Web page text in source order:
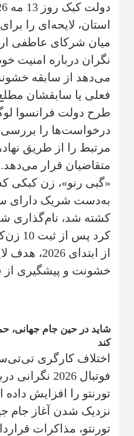
استان، لایحه‌ای را
میان شرکای عاطفی
نگران درباره امنیت
می‌دهد از سابقه
فعلی یا سابقشان
طرح دولت فرانسوا
درخواست‌ها را بررسی
مرتبط را از طریق
متقاضیان قرار می‌دهد.
«گبی رنو»، زن کبکی
به‌دست شریک دارای
کشته شد، نام‌گذاری
کرد
از ابتدای
خشونت و پیشگیری
شاید در حین جام جهانی،
کند
اختلاف کارگری
فوتبال 2026
تورنتو را افزایش
تورنتو، مذاکرات